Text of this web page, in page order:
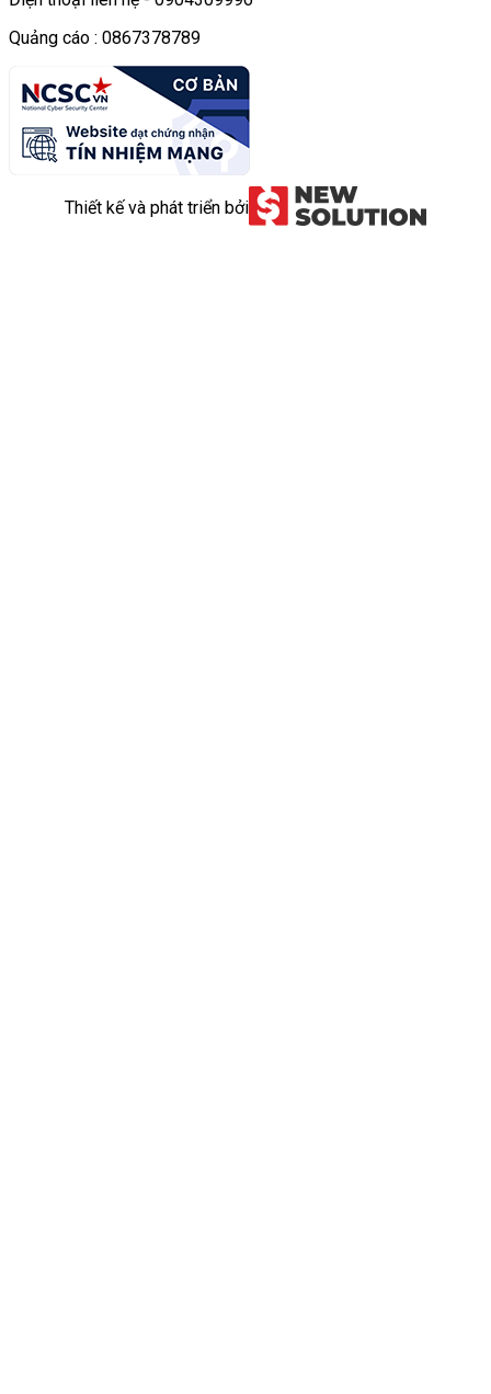
Quảng cáo : 0867378789
Thiết kế và phát triển bởi